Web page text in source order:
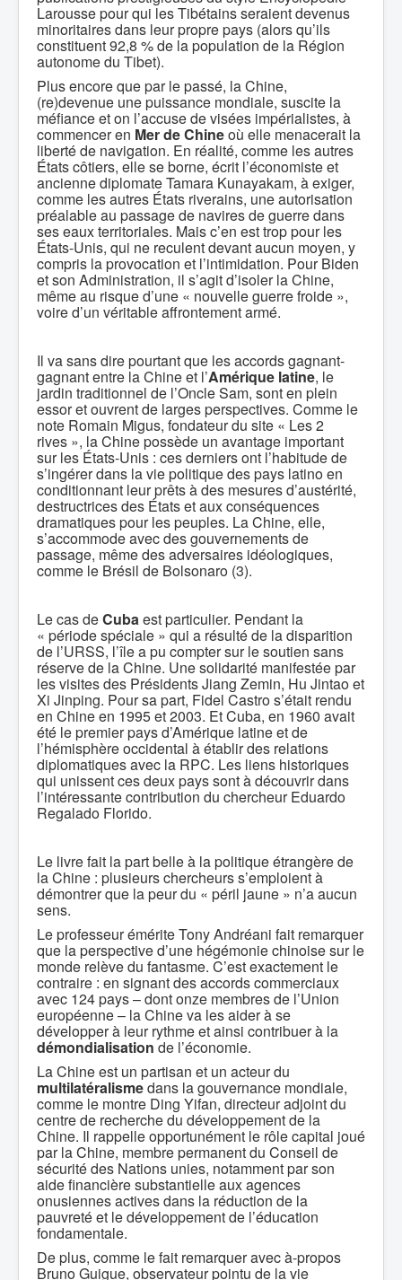
Larousse pour qui les Tibétains seraient devenus
minoritaires dans leur propre pays (alors qu’ils
constituent 92,8 % de la population de la Région
autonome du Tibet).
Plus encore que par le passé, la Chine,
(re)devenue une puissance mondiale, suscite la
méfiance et on l’accuse de visées impérialistes, à
commencer en Mer de Chineoù elle menacerait la
liberté de navigation. En réalité, comme les autres
États côtiers, elle se borne, écrit l’économiste et
ancienne diplomate Tamara Kunayakam, à exiger,
comme les autres États riverains, une autorisation
préalable au passage de navires de guerre dans
ses eaux territoriales. Mais c’en est trop pour les
États-Unis, qui ne reculent devant aucun moyen, y
compris la provocation et l’intimidation. Pour Biden
et son Administration, il s’agit d’isoler la Chine,
même au risque d’une « nouvelle guerre froide »,
voire d’un véritable affrontement armé.
Il va sans dire pourtant que les accords gagnant-
gagnant entre la Chine et l’Amérique latine, le
jardin traditionnel de l’Oncle Sam, sont en plein
essor et ouvrent de larges perspectives. Comme le
note Romain Migus, fondateur du site « Les 2
rives », la Chine possède un avantage important
sur les États-Unis : ces derniers ont l’habitude de
s’ingérer dans la vie politique des pays latino en
conditionnant leur prêts à des mesures d’austérité,
destructrices des États et aux conséquences
dramatiques pour les peuples. La Chine, elle,
s’accommode avec des gouvernements de
passage, même des adversaires idéologiques,
comme le Brésil de Bolsonaro (3).
Le cas deCubaest particulier. Pendant la
« période spéciale » qui a résulté de la disparition
de l’URSS, l’île a pu compter sur le soutien sans
réserve de la Chine. Une solidarité manifestée par
les visites des Présidents Jiang Zemin, Hu Jintao et
Xi Jinping. Pour sa part, Fidel Castro s’était rendu
en Chine en 1995 et 2003. Et Cuba, en 1960 avait
été le premier pays d’Amérique latine et de
l’hémisphère occidental à établir des relations
diplomatiques avec la RPC. Les liens historiques
qui unissent ces deux pays sont à découvrir dans
l’intéressante contribution du chercheur Eduardo
Regalado Florido.
Le livre fait la part belle à la politique étrangère de
la Chine : plusieurs chercheurs s’emploient à
démontrer que la peur du « péril jaune » n’a aucun
sens.
Le professeur émérite Tony Andréani fait remarquer
que la perspective d’une hégémonie chinoise sur le
monde relève du fantasme. C’est exactement le
contraire : en signant des accords commerciaux
avec 124 pays – dont onze membres de l’Union
européenne – la Chine va les aider à se
développer à leur rythme et ainsi contribuer à la
démondialisationde l’économie.
La Chine est un partisan et un acteur du
multilatéralismedans la gouvernance mondiale,
comme le montre Ding Yifan, directeur adjoint du
centre de recherche du développement de la
Chine. Il rappelle opportunément le rôle capital joué
par la Chine, membre permanent du Conseil de
sécurité des Nations unies, notamment par son
aide financière substantielle aux agences
onusiennes actives dans la réduction de la
pauvreté et le développement de l’éducation
fondamentale.
De plus, comme le fait remarquer avec à-propos
Bruno Guigue, observateur pointu de la vie